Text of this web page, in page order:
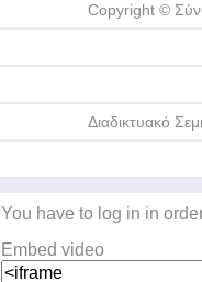
Copyright ©
Διαδικτυακό
You have to log in in
Embed video